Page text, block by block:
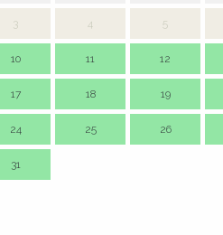
3 4 5
10 11 12
17 18 19
24 25 26
31